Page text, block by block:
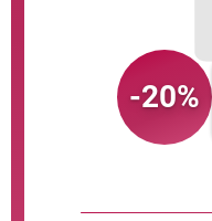
-20%